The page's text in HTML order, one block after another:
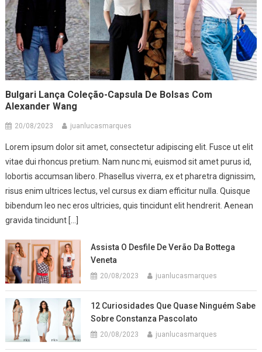
Bulgari Lança Coleção-Capsula De Bolsas Com
Alexander Wang
20/08/2023 juanlucasmarques
Lorem ipsum dolor sit amet, consectetur adipiscing elit. Fusce ut elit
vitae dui rhoncus pretium. Nam nunc mi, euismod sit amet purus id,
lobortis accumsan libero. Phasellus viverra, ex et pharetra dignissim,
risus enim ultrices lectus, vel cursus ex diam efficitur nulla. Quisque
bibendum leo nec eros ultricies, quis tincidunt elit hendrerit. Aenean
gravida tincidunt […]
Assista O Desfile De Verão Da Bottega
Veneta
20/08/2023 juanlucasmarques
12 Curiosidades Que Quase Ninguém Sabe
Sobre Constanza Pascolato
20/08/2023 juanlucasmarques